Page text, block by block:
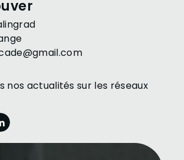
nos actualités sur les réseaux